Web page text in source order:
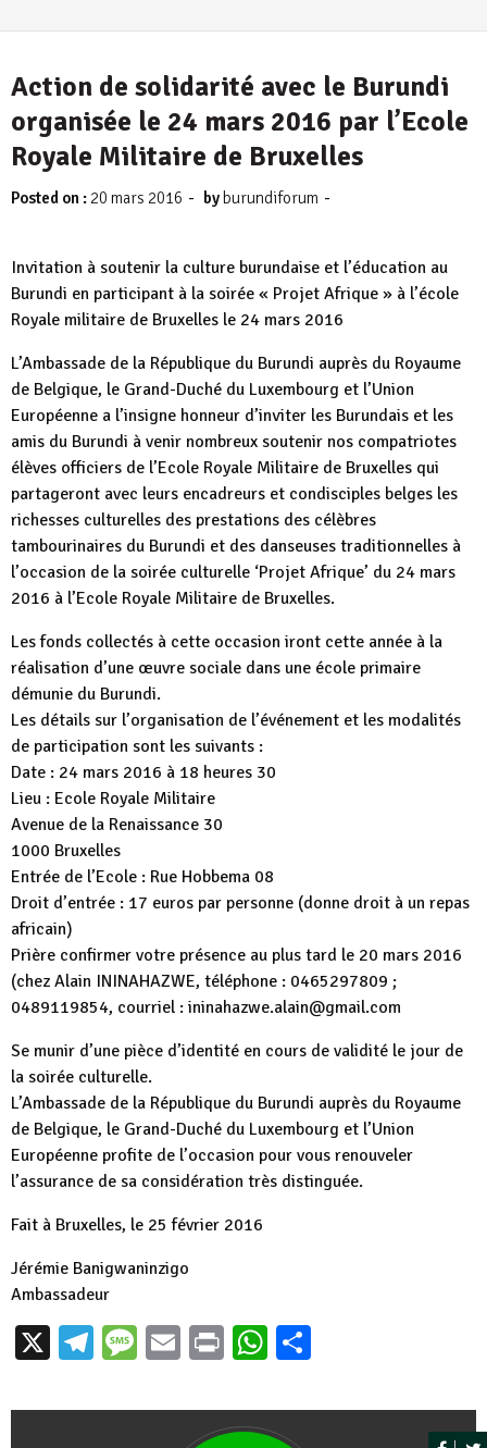
Action de solidarité avec le Burundi
organisée le 24 mars 2016 par l’Ecole
Royale Militaire de Bruxelles
Posted on : 20 mars 2016 - by burundiforum -
Invitation à soutenir la culture burundaise et l’éducation au
Burundi en participant à la soirée « Projet Afrique » à l’école
Royale militaire de Bruxelles le 24 mars 2016
L’Ambassade de la République du Burundi auprès du Royaume
de Belgique, le Grand-Duché du Luxembourg et l’Union
Européenne a l’insigne honneur d’inviter les Burundais et les
amis du Burundi à venir nombreux soutenir nos compatriotes
élèves officiers de l’Ecole Royale Militaire de Bruxelles qui
partageront avec leurs encadreurs et condisciples belges les
richesses culturelles des prestations des célèbres
tambourinaires du Burundi et des danseuses traditionnelles à
l’occasion de la soirée culturelle ‘Projet Afrique’ du 24 mars
2016 à l’Ecole Royale Militaire de Bruxelles.
Les fonds collectés à cette occasion iront cette année à la
réalisation d’une œuvre sociale dans une école primaire
démunie du Burundi.
Les détails sur l’organisation de l’événement et les modalités
de participation sont les suivants :
Date : 24 mars 2016 à 18 heures 30
Lieu : Ecole Royale Militaire
Avenue de la Renaissance 30
1000 Bruxelles
Entrée de l’Ecole : Rue Hobbema 08
Droit d’entrée : 17 euros par personne (donne droit à un repas
africain)
Prière confirmer votre présence au plus tard le 20 mars 2016
(chez Alain ININAHAZWE, téléphone : 0465297809 ;
0489119854, courriel : ininahazwe.alain@gmail.com
Se munir d’une pièce d’identité en cours de validité le jour de
la soirée culturelle.
L’Ambassade de la République du Burundi auprès du Royaume
de Belgique, le Grand-Duché du Luxembourg et l’Union
Européenne profite de l’occasion pour vous renouveler
l’assurance de sa considération très distinguée.
Fait à Bruxelles, le 25 février 2016
Jérémie Banigwaninzigo
Ambassadeur
X Telegram
Message
EmailPrintWhatsApp